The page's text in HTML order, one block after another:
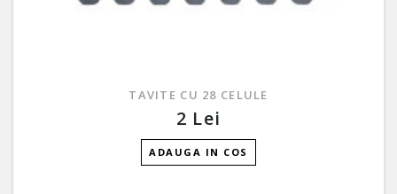
TAVITE CU 28 CELULE
2 Lei
ADAUGA IN COS